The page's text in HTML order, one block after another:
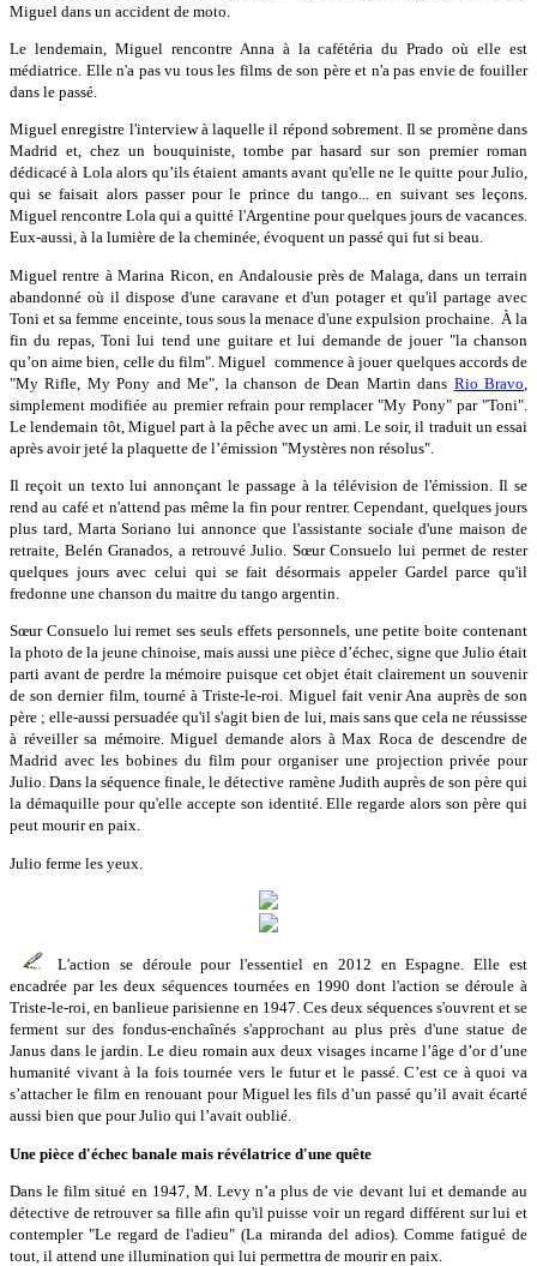
Miguel dans un accident de moto.
Le lendemain, Miguel rencontre Anna à la cafétéria du Prado où elle est
médiatrice. Elle n'a pas vu tous les films de son père et n'a pas envie de fouiller
dans le passé.
Miguel enregistre l'interview à laquelle il répond sobrement. Il se promène dans
Madrid et, chez un bouquiniste, tombe par hasard sur son premier roman
dédicacé à Lola alors qu’ils étaient amants avant qu'elle ne le quitte pour Julio,
qui se faisait alors passer pour le prince du tango... en suivant ses leçons.
Miguel rencontre Lola qui a quitté l'Argentine pour quelques jours de vacances.
Eux-aussi, à la lumière de la cheminée, évoquent un passé qui fut si beau.
Miguel rentre à Marina Ricon, en Andalousie près de Malaga, dans un terrain
abandonné où il dispose d'une caravane et d'un potager et qu'il partage avec
Toni et sa femme enceinte, tous sous la menace d'une expulsion prochaine. À la
fin du repas, Toni lui tend une guitare et lui demande de jouer "la chanson
qu’on aime bien, celle du film". Miguel commence à jouer quelques accords de
"My Rifle, My Pony and Me", la chanson de Dean Martin dans Rio Bravo
simplement modifiée au premier refrain pour remplacer "My Pony" par "Toni".
Le lendemain tôt, Miguel part à la pêche avec un ami. Le soir, il traduit un essai
après avoir jeté la plaquette de l’émission "Mystères non résolus".
Il reçoit un texto lui annonçant le passage à la télévision de l'émission. Il se
rend au café et n'attend pas même la fin pour rentrer. Cependant, quelques jours
plus tard, Marta Soriano lui annonce que l'assistante sociale d'une maison de
retraite, Belén Granados, a retrouvé Julio. Sœur Consuelo lui permet de rester
quelques jours avec celui qui se fait désormais appeler Gardel parce qu'il
fredonne une chanson du maitre du tango argentin.
Sœur Consuelo lui remet ses seuls effets personnels, une petite boite contenant
la photo de la jeune chinoise, mais aussi une pièce d’échec, signe que Julio était
parti avant de perdre la mémoire puisque cet objet était clairement un souvenir
de son dernier film, tourné à Triste-le-roi. Miguel fait venir Ana auprès de son
père ; elle-aussi persuadée qu'il s'agit bien de lui, mais sans que cela ne réussisse
à réveiller sa mémoire. Miguel demande alors à Max Roca de descendre de
Madrid avec les bobines du film pour organiser une projection privée pour
Julio. Dans la séquence finale, le détective ramène Judith auprès de son père qui
la démaquille pour qu'elle accepte son identité. Elle regarde alors son père qui
peut mourir en paix.
Julio ferme les yeux.
L'action se déroule pour l'essentiel en 2012 en Espagne. Elle est
encadrée par les deux séquences tournées en 1990 dont l'action se déroule à
Triste-le-roi, en banlieue parisienne en 1947. Ces deux séquences s'ouvrent et se
ferment sur des fondus-enchaînés s'approchant au plus près d'une statue de
Janus dans le jardin. Le dieu romain aux deux visages incarne l’âge d’or d’une
humanité vivant à la fois tournée vers le futur et le passé. C’est ce à quoi va
s’attacher le film en renouant pour Miguel les fils d’un passé qu’il avait écarté
aussi bien que pour Julio qui l’avait oublié.
Une pièce d'échec banale mais révélatrice d'une quête
Dans le film situé en 1947, M. Levy n’a plus de vie devant lui et demande au
détective de retrouver sa fille afin qu'il puisse voir un regard différent sur lui et
contempler "Le regard de l'adieu" (La miranda del adios). Comme fatigué de
tout, il attend une illumination qui lui permettra de mourir en paix.